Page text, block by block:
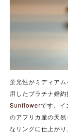
蛍光性がミディア
用したプラチナ婚
Sunflowerです。イ
のアフリカ産の天
なリングに仕上が